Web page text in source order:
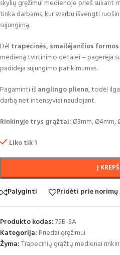
skylių gręžimui medienoje prieš sukant
tinka darbams, kur svarbu išvengti
sujungimą.
Dėl trapecinės, smailėjančios formos
medieną tvirtinimo detalei – pagerėja
padidėja sujungimo patikimumas.
Pagaminti išanglingo plieno, todėl
darbą net intensyviai naudojant.
Rinkinyje trys grąžtai: Ø3mm, Ø4mm,
Liko tik 1
Į
Palyginti Pridėti prie
Produkto kodas:75B-SA
Kategorija: Priedai gręžimui
Žyma:Trapecinių grąžtų medienai